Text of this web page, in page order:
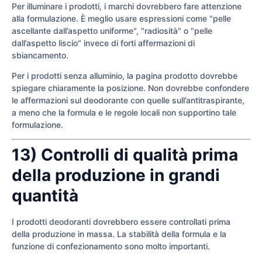
Per illuminare i prodotti, i marchi dovrebbero fare attenzione
alla formulazione. È meglio usare espressioni come "pelle
ascellante dall’aspetto uniforme", "radiosità" o "pelle
dall’aspetto liscio" invece di forti affermazioni di
sbiancamento.
Per i prodotti senza alluminio, la pagina prodotto dovrebbe
spiegare chiaramente la posizione. Non dovrebbe confondere
le affermazioni sul deodorante con quelle sull’antitraspirante,
a meno che la formula e le regole locali non supportino tale
formulazione.
13) Controlli di qualità prima
della produzione in grandi
quantità
I prodotti deodoranti dovrebbero essere controllati prima
della produzione in massa. La stabilità della formula e la
funzione di confezionamento sono molto importanti.